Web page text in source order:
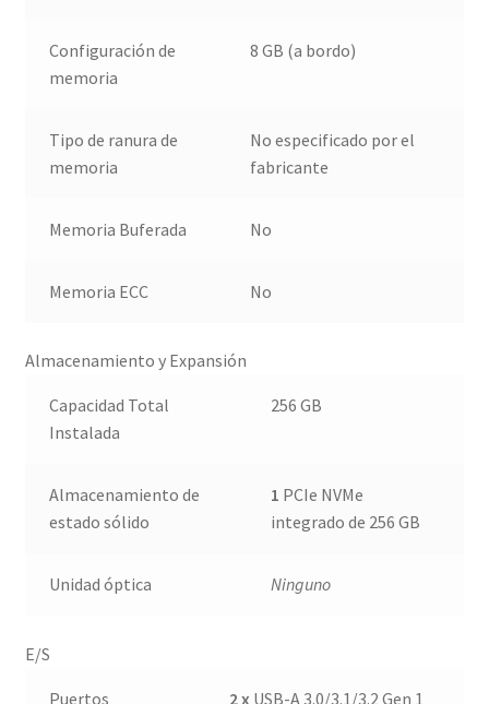
Configuración de
memoria
8 GB (a bordo)
Tipo de ranura de
memoria
No especificado por el
fabricante
Memoria Buferada No
Memoria ECC No
Almacenamiento y Expansión
Capacidad Total
Instalada
256 GB
Almacenamiento de
estado sólido
1 PCIe NVMe
integrado de 256 GB
Unidad óptica Ninguno
E/S
Puertos 2 x USB-A 3.0/3.1/3.2 Gen 1